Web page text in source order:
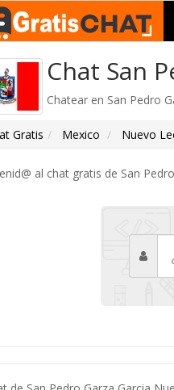
Chat San
Chatear en San Pedro
Gratis Mexico Nuevo
al chat gratis de San